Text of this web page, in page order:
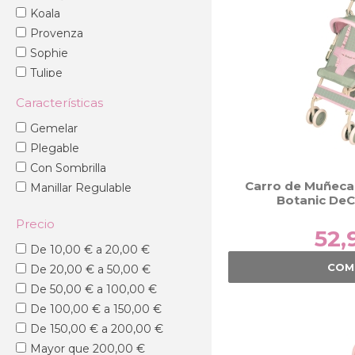
Koala
Provenza
Sophie
Tulipe
Características
Gemelar
Plegable
Con Sombrilla
Manillar Regulable
Precio
De 10,00 € a 20,00 €
De 20,00 € a 50,00 €
De 50,00 € a 100,00 €
De 100,00 € a 150,00 €
De 150,00 € a 200,00 €
Mayor que 200,00 €
Carritos de muñecas
organizadores para
Cochecitos de paseo
para guardarlos detrás
y
ruedas, aportan una
Carritos de muñecas
un capazo extraíble
Regalar uncarrito de
pequeños a
Desde el punto de
. Los niños
lenguaje al
Carro de
Botanic